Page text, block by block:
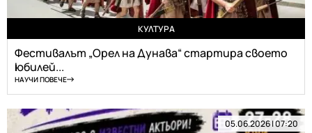
КУЛТУРА
Фестивалът „Орел на Дунава“ стартира своето
юбилей...
НАУЧИ ПОВЕЧЕ
05.06.2026 | 07:20